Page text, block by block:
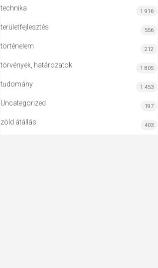
technika 1 916
területfejlesztés 556
történelem 212
törvények, határozatok 1 805
tudomány 1 453
Uncategorized 197
zöld átállás 403